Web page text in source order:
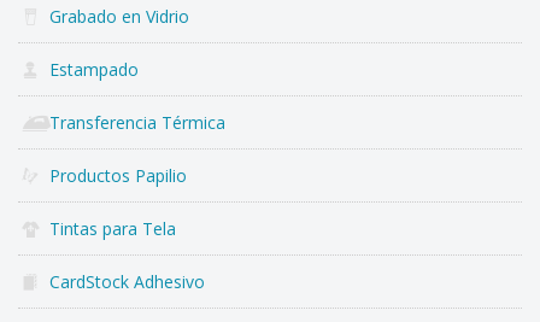
Grabado en Vidrio
Estampado
Transferencia Térmica
Productos Papilio
Tintas para Tela
CardStock Adhesivo